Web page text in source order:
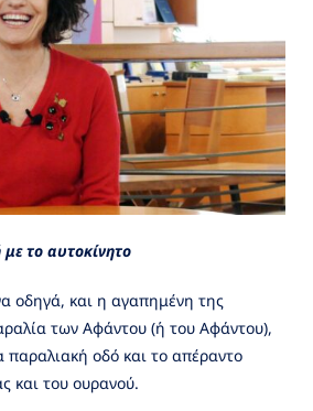
το αυτοκίνητο
οδηγά, και η αγαπημένη της
των Αφάντου (ή του Αφάντου),
παραλιακή οδό και το απέραντο
και του ουρανού.